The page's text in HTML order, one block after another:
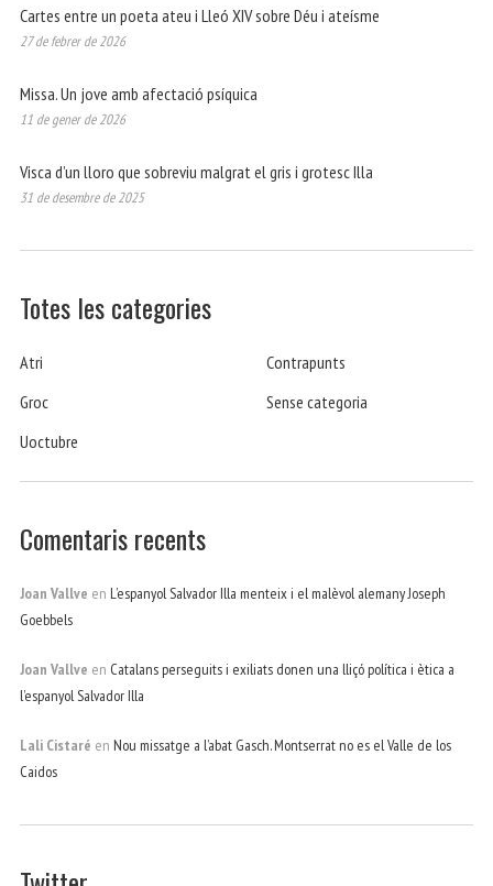
Cartes entre un poeta ateu i Lleó XIV sobre Déu i ateísme
27 de febrer de 2026
Missa. Un jove amb afectació psíquica
11 de gener de 2026
Visca d’un lloro que sobreviu malgrat el gris i grotesc Illa
31 de desembre de 2025
Totes les categories
Atri
Contrapunts
Groc
Sense categoria
Uoctubre
Comentaris recents
Joan Vallve en L’espanyol Salvador Illa menteix i el malèvol alemany Joseph
Goebbels
Joan Vallve en Catalans perseguits i exiliats donen una lliçó política i ètica a
l’espanyol Salvador Illa
Lali Cistaré en Nou missatge a l’abat Gasch. Montserrat no es el Valle de los
Caidos